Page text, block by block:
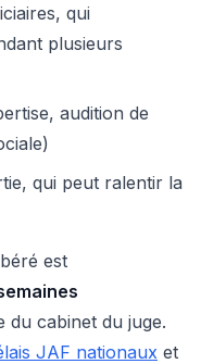
qui
plusieurs
audition de
qui peut ralentir la
est
du cabinet du juge.
JAF nationaux et